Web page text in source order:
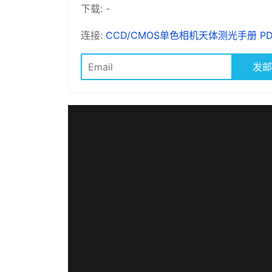
下载: -
连接: CCD/CMOS单色相机天体测光手册
发